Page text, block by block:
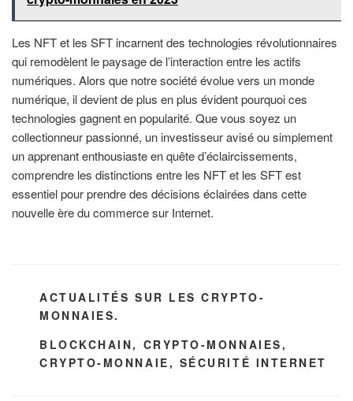
Les NFT et les SFT incarnent des technologies révolutionnaires
qui remodèlent le paysage de l’interaction entre les actifs
numériques. Alors que notre société évolue vers un monde
numérique, il devient de plus en plus évident pourquoi ces
technologies gagnent en popularité. Que vous soyez un
collectionneur passionné, un investisseur avisé ou simplement
un apprenant enthousiaste en quête d’éclaircissements,
comprendre les distinctions entre les NFT et les SFT est
essentiel pour prendre des décisions éclairées dans cette
nouvelle ère du commerce sur Internet.
CATÉGORIES
ACTUALITÉS SUR LES CRYPTO-
MONNAIES.
ÉTIQUETTES
BLOCKCHAIN, CRYPTO-MONNAIES ,
CRYPTO-MONNAIE , SÉCURITÉ INTERNET